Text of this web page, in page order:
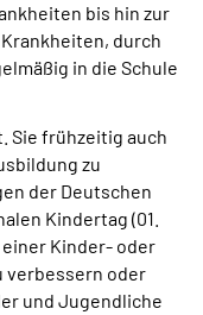
bis hin zur
durch
in die Schule
Sie frühzeitig auch
zu
der Deutschen
Kindertag (01.
einer Kinder- oder
verbessern oder
und Jugendliche